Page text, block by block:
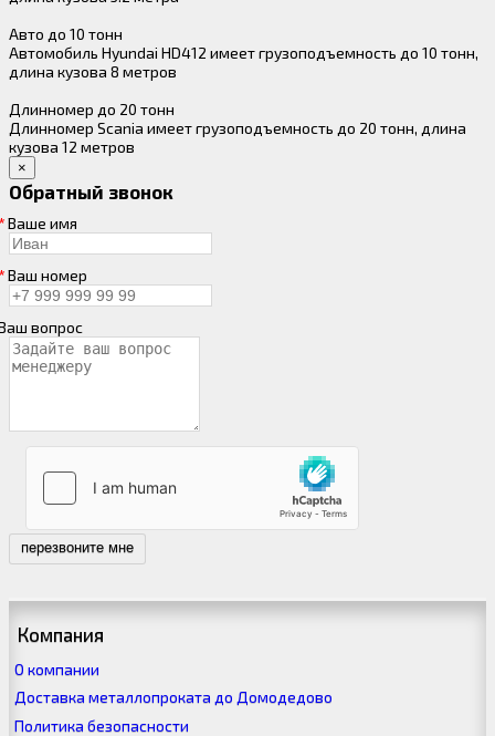
Авто до 10 тонн
Автомобиль Hyundai HD412 имеет грузоподъемность до 10 тонн,
длина кузова 8 метров
Длинномер до 20 тонн
Длинномер Scania имеет грузоподъемность до 20 тонн, длина
кузова 12 метров
×
Обратный звонок
Ваше имя
Ваш номер
вопрос
перезвоните мне
Компания
О компании
Доставка металлопроката до Домодедово
Политика безопасности